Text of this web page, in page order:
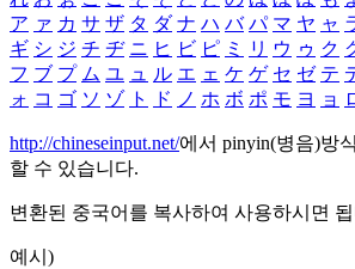
ア ァ カ サ ザ タ ダ ナ ハ バ パ マ ヤ ャ
ギ シ ジ チ ヂ ニ ヒ ビ ピ ミ リ ウ ゥ ク
フ ブ プ ム ユ ュ ル エ ェ ケ ゲ セ ゼ テ
ォ コ ゴ ソ ゾ ト ド ノ ホ ボ ポ モ ヨ ョ
http://chineseinput.net/에서 pinyin(병음)방
할 수 있습니다.
변환된 중국어를 복사하여 사용하시면
예시)